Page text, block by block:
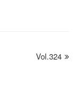
next
Vol.324